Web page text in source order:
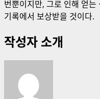
번뿐이지만, 그로 인해 얻
기록에서 보상받을 것이다.
작성자 소개